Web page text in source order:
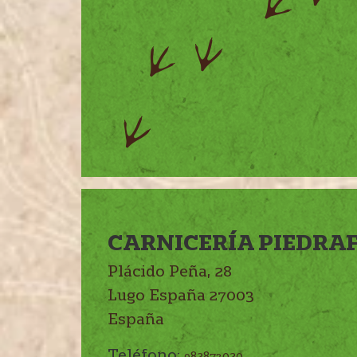
CARNICERÍA
Plácido Peña, 28
Lugo España 27003
España